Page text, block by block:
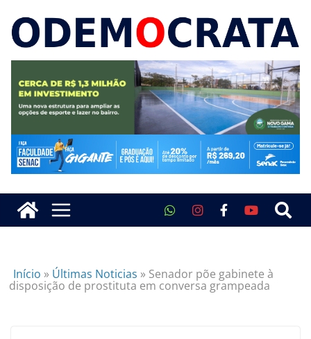
Início » Últimas Noticias » Senador põe gabinete à
disposição de prostituta em conversa grampeada